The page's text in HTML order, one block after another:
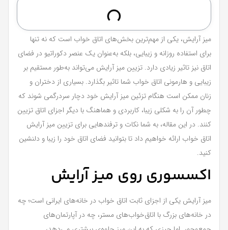
میز آرایش، یکی از مهم‌ترین بخش‌های اتاق خواب است که نه تنها
برای استفاده روزانه و زیبایی، بلکه به‌عنوان یک عنصر دکوراتیو در فضای
اتاق نیز تاثیر زیادی دارد. تزیین میز آرایش می‌تواند به‌طور مستقیم بر
زیبایی و هارمونی اتاق خواب شما تاثیر بگذارد. بسیاری از دختران و
زنان ممکن است هنگام تزئین میز آرایش خود دچار سردرگمی شوند که
چطور آن را به شکلی زیبا، کاربردی و هماهنگ با دیگر اجزای اتاق تزیین
کنند. در این مقاله، به شما نکات و ترفندهایی برای تزیین میز آرایش
اتاق خواب ارائه خواهیم داد تا بتوانید فضای اتاق خود را زیبا و دلنشین
کنید.
اکسسوری روی میز آرایش
میز آرایش یکی از اجزای ثابت اتاق خواب در خانه‌های ایرانی است؛ چه
در خانه‌های بزرگ با اتاق‌خواب‌های مستر، چه در آپارتمان‌های